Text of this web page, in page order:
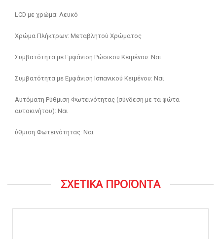
LCD με χρώμα: Λευκό
Χρώμα Πλήκτρων: Μεταβλητού Χρώματος
Συμβατότητα με Εμφάνιση Ρώσικου Κειμένου: Ναι
Συμβατότητα με Εμφάνιση Ισπανικού Κειμένου: Ναι
Αυτόματη Ρύθμιση Φωτεινότητας (σύνδεση με τα φώτα
αυτοκινήτου): Ναι
ύθμιση Φωτεινότητας: Ναι
ΣΧΕΤΙΚΑ ΠΡΟΪΟΝΤΑ